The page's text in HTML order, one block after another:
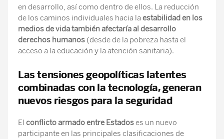
en desarrollo, así como dentro de ellos. La reducción
de los caminos individuales hacia la estabilidad en los
medios de vida también afectaría al desarrollo
derechos humanos (desde de la pobreza hasta el
acceso a la educación y la atención sanitaria).
Las tensiones geopolíticas latentes
combinadas con la tecnología, generan
nuevos riesgos para la seguridad
El conflicto armado entre Estadoses un nuevo
participante en las principales clasificaciones de